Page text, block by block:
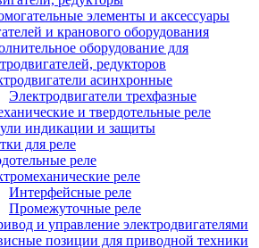
элементы и аксессуары
и кранового оборудования
оборудование для
редукторов
асинхронные
Электродвигатели трехфазные
и твердотельные реле
индикации и защиты
для реле
реле
реле
Интерфейсные реле
Промежуточные реле
и управление электродвигателями
позиции для приводной техники